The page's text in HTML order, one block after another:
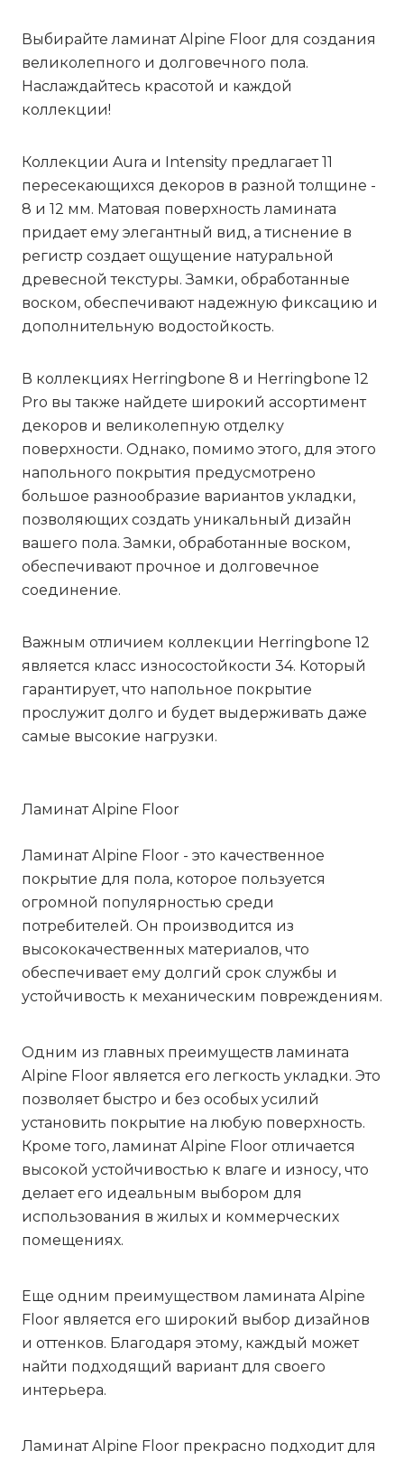
Выбирайте ламинат Alpine Floor для создания
великолепного и долговечного пола.
Наслаждайтесь красотой и каждой
коллекции!
Коллекции Aura и Intensity предлагает 11
пересекающихся декоров в разной толщине -
8 и 12 мм. Матовая поверхность ламината
придает ему элегантный вид, а тиснение в
регистр создает ощущение натуральной
древесной текстуры. Замки, обработанные
воском, обеспечивают надежную фиксацию и
дополнительную водостойкость.
В коллекциях Herringbone 8 и Herringbone 12
Pro вы также найдете широкий ассортимент
декоров и великолепную отделку
поверхности. Однако, помимо этого, для этого
напольного покрытия предусмотрено
большое разнообразие вариантов укладки,
позволяющих создать уникальный дизайн
вашего пола. Замки, обработанные воском,
обеспечивают прочное и долговечное
соединение.
Важным отличием коллекции Herringbone 12
является класс износостойкости 34. Который
гарантирует, что напольное покрытие
прослужит долго и будет выдерживать даже
самые высокие нагрузки.
Ламинат Alpine Floor
Ламинат Alpine Floor - это качественное
покрытие для пола, которое пользуется
огромной популярностью среди
потребителей. Он производится из
высококачественных материалов, что
обеспечивает ему долгий срок службы и
устойчивость к механическим повреждениям.
Одним из главных преимуществ ламината
Alpine Floor является его легкость укладки. Это
позволяет быстро и без особых усилий
установить покрытие на любую поверхность.
Кроме того, ламинат Alpine Floor отличается
высокой устойчивостью к влаге и износу, что
делает его идеальным выбором для
использования в жилых и коммерческих
помещениях.
Еще одним преимуществом ламината Alpine
Floor является его широкий выбор дизайнов
и оттенков. Благодаря этому, каждый может
найти подходящий вариант для своего
интерьера.
Ламинат Alpine Floor прекрасно подходит для